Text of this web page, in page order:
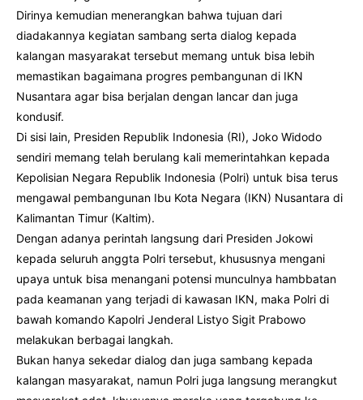
Dirinya kemudian menerangkan bahwa tujuan dari
diadakannya kegiatan sambang serta dialog kepada
kalangan masyarakat tersebut memang untuk bisa lebih
memastikan bagaimana progres pembangunan di IKN
Nusantara agar bisa berjalan dengan lancar dan juga
kondusif.
Di sisi lain, Presiden Republik Indonesia (RI), Joko Widodo
sendiri memang telah berulang kali memerintahkan kepada
Kepolisian Negara Republik Indonesia (Polri) untuk bisa terus
mengawal pembangunan Ibu Kota Negara (IKN) Nusantara di
Kalimantan Timur (Kaltim).
Dengan adanya perintah langsung dari Presiden Jokowi
kepada seluruh anggta Polri tersebut, khususnya mengani
upaya untuk bisa menangani potensi munculnya hambbatan
pada keamanan yang terjadi di kawasan IKN, maka Polri di
bawah komando Kapolri Jenderal Listyo Sigit Prabowo
melakukan berbagai langkah.
Bukan hanya sekedar dialog dan juga sambang kepada
kalangan masyarakat, namun Polri juga langsung merangkut